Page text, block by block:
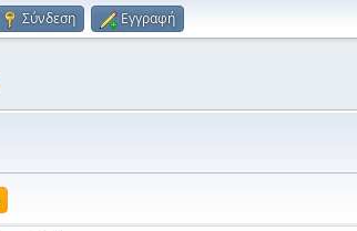
Σύνδεση Εγγραφή